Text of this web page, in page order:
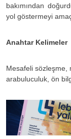
bakımından
yol göstermeyi
Anahtar Kelimeler
Mesafeli sözleşme,
arabuluculuk, ön